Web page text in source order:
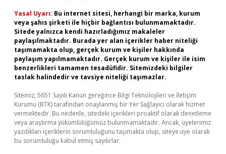
Yasal Uyarı: Bu internet sitesi, herhangi bir marka, kurum
veya şahıs şirketi ile hiçbir bağlantısı bulunmamaktadır.
Sitede yalnızca kendi hazırladığımız makaleler
paylaşılmaktadır. Burada yer alan içerikler haber niteliği
taşımamakta olup, gerçek kurum ve kişiler hakkında
paylaşım yapılmamaktadır. Gerçek kurum ve kişiler ile isim
benzerlikleri tamamen tesadüfidir. Sitemizdeki bilgiler
taslak halindedir ve tavsiye niteliği taşımazlar.
Sitemiz, 5651 Sayılı Kanun gereğince Bilgi Teknolojileri ve İletişim
Kurumu (BTK) tarafından onaylanmış bir Yer Sağlayıcı olarak hizmet
vermektedir. Bu nedenle, sitedeki içerikleri proaktif olarak denetleme
veya araştırma yükümlülüğümüz bulunmamaktadır. Ancak, üyelerimiz
yazdıkları içeriklerin sorumluluğunu taşımakta olup, siteye üye olarak
bu sorumluluğu kabul etmiş sayılırlar.